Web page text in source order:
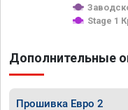
Stage 1
Дополнительные
Прошивка Евро 2